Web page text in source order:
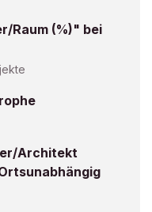
Raum (%)" bei
Architekt